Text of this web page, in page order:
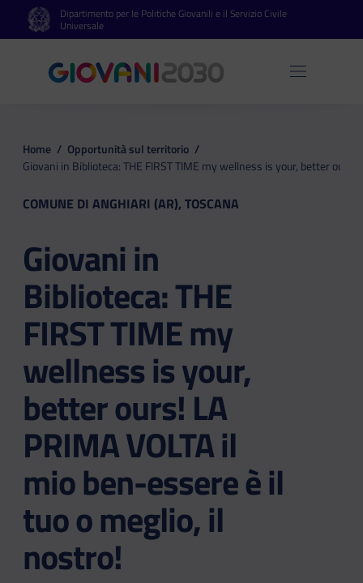
Vai al contenuto principale
Vai al footerDipartimento per le Politiche Giovanili e il Servizio Civile
Universale
Apri
Home / Opportunità sul territorio /
Giovani in Biblioteca: THE FIRST TIME my wellness is your, better
COMUNE DI ANGHIARI (AR), TOSCANA
Giovani in
Biblioteca: THE
FIRST TIME my
wellness is your,
better ours! LA
PRIMA VOLTA il
mio ben-essere è il
tuo o meglio, il
nostro!